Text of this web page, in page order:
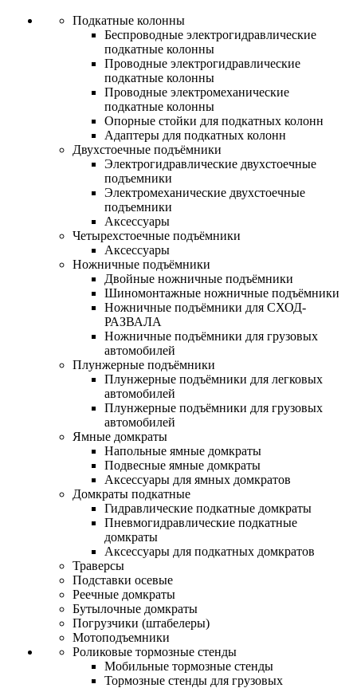
Подкатные колонны
Беспроводные электрогидравлические
подкатные колонны
Проводные электрогидравлические
подкатные колонны
Проводные электромеханические
подкатные колонны
Опорные стойки для подкатных колонн
Адаптеры для подкатных колонн
Двухстоечные подъёмники
Электрогидравлические двухстоечные
подъемники
Электромеханические двухстоечные
подъемники
Аксессуары
Четырехстоечные подъёмники
Аксессуары
Ножничные подъёмники
Двойные ножничные подъёмники
Шиномонтажные ножничные подъёмники
Ножничные подъёмники для СХОД-
РАЗВАЛА
Ножничные подъёмники для грузовых
автомобилей
Плунжерные подъёмники
Плунжерные подъёмники для легковых
автомобилей
Плунжерные подъёмники для грузовых
автомобилей
Ямные домкраты
Напольные ямные домкраты
Подвесные ямные домкраты
Аксессуары для ямных домкратов
Домкраты подкатные
Гидравлические подкатные домкраты
Пневмогидравлические подкатные
домкраты
Аксессуары для подкатных домкратов
Траверсы
Подставки осевые
Реечные домкраты
Бутылочные домкраты
Погрузчики (штабелеры)
Мотоподъемники
Роликовые тормозные стенды
Мобильные тормозные стенды
Тормозные стенды для грузовых